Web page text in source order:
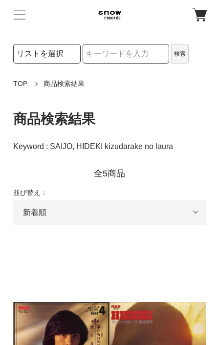
検索リストの選択
検索
TOP 商品検索結果
商品検索結果
Keyword : SAIJO, HIDEKI kizudarake no laura
全5商品
並び替え：